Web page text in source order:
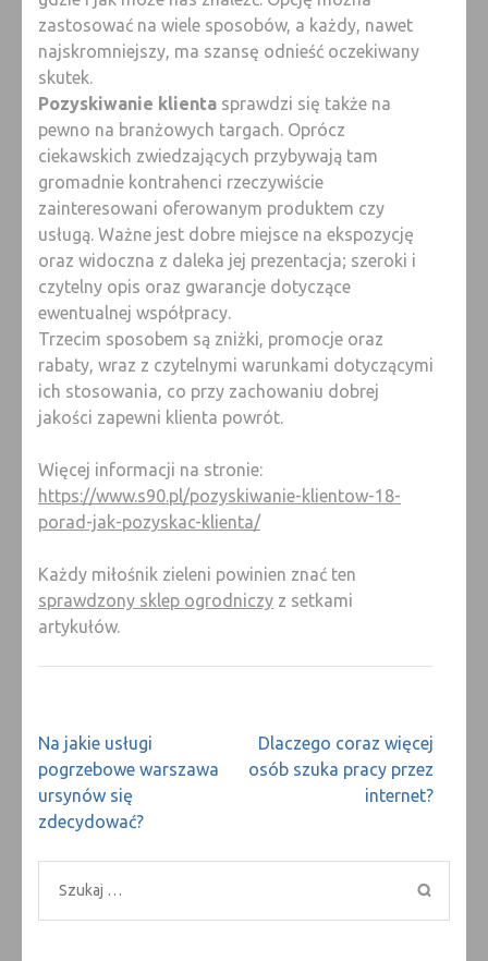
zastosować na wiele sposobów, a każdy, nawet
najskromniejszy, ma szansę odnieść oczekiwany
skutek.
Pozyskiwanie klienta sprawdzi się także na
pewno na branżowych targach. Oprócz
ciekawskich zwiedzających przybywają tam
gromadnie kontrahenci rzeczywiście
zainteresowani oferowanym produktem czy
usługą. Ważne jest dobre miejsce na ekspozycję
oraz widoczna z daleka jej prezentacja; szeroki i
czytelny opis oraz gwarancje dotyczące
ewentualnej współpracy.
Trzecim sposobem są zniżki, promocje oraz
rabaty, wraz z czytelnymi warunkami dotyczącymi
ich stosowania, co przy zachowaniu dobrej
jakości zapewni klienta powrót.
Więcej informacji na stronie:
https://www.s90.pl/pozyskiwanie-klientow-18-
porad-jak-pozyskac-klienta/
Każdy miłośnik zieleni powinien znać ten
sprawdzony sklep ogrodniczy z setkami
artykułów.
Nawigacja
wpisu
Na jakie usługi
pogrzebowe warszawa
ursynów się
zdecydować?
Dlaczego coraz więcej
osób szuka pracy przez
internet?
Szukaj: